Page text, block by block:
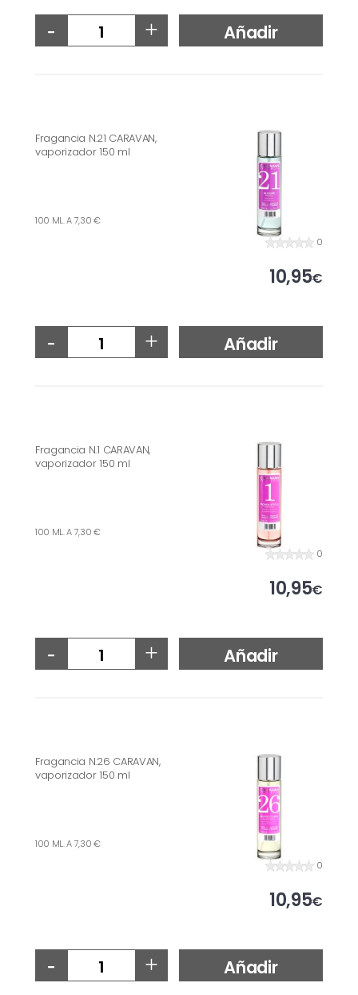
- + Añadir
Fragancia N.21 CARAVAN,
vaporizador 150 ml
0
100 ML. A 7,30 €
10,95€
- + Añadir
Fragancia N.1 CARAVAN,
vaporizador 150 ml
0
100 ML. A 7,30 €
10,95€
- + Añadir
Fragancia N.26 CARAVAN,
vaporizador 150 ml
0
100 ML. A 7,30 €
10,95€
- + Añadir